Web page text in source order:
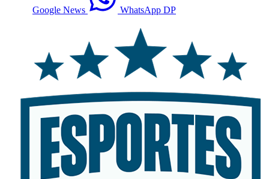
Google News WhatsApp DP